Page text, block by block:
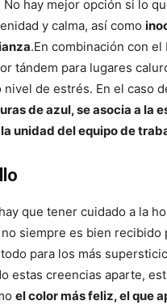
No hay mejor opción si lo
y calma, así como
.En combinación con el
tándem para lugares
de estrés. En el caso
de azul, se asocia a la
unidad del equipo de
que tener cuidado a la
siempre es bien recibido
para los más
estas creencias aparte,
el color más feliz, el que